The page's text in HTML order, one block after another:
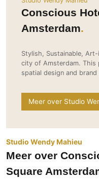
Woondecoratie
Inrichting
Roomdividers
Bedden
Meubels
Verlichting
Interieurbouw
Trappen
Keuken
Ramen
Deursystemen
Glazen wandsystemen
Vouwwanden
Garagedeuren
Zonwering
Overig
Autolift
Tuinmeubelen
Tuinverlichting
Hekwerken en poorten
Zwembad en zwemvijver
Vloer
Buitenvloeren
Houten buitenvloeren
Kinderkamer
Serre/Veranda
Thuisbioscoop
Toilet
Wijnkelder
Buitenkijken
Bijgebouw / Poolhouse
Conscious
Amsterdam
Stylish, Sustainable,
city of Amsterdam. This
spatial design and brand
Meer over Studio
Studio Wendy Mahieu
Meer over
Square